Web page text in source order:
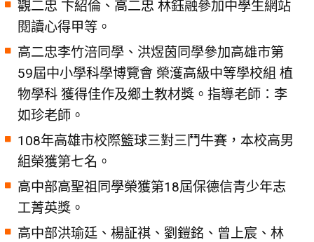
觀二忠 卞紹倫、高二忠 林鈺融參加中學生網站
閱讀心得甲等。
高二忠李竹涪同學、洪煜茵同學參加高雄市第
59屆中小學科學博覽會 榮濩高級中等學校組 植
物學科 獲得佳作及鄉土教材獎。指導老師：李
如珍老師。
108年高雄市校際籃球三對三鬥牛賽，本校高男
組榮獲第七名。
高中部高聖祖同學榮獲第18屆保德信青少年志
工菁英獎。
高中部洪瑜廷、楊証祺、劉鎧銘、曾上宸、林